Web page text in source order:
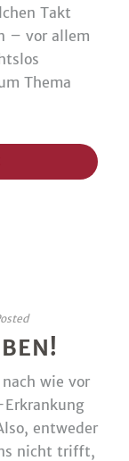
Takt
– vor allem
Thema
wie vor
entweder
nicht trifft,